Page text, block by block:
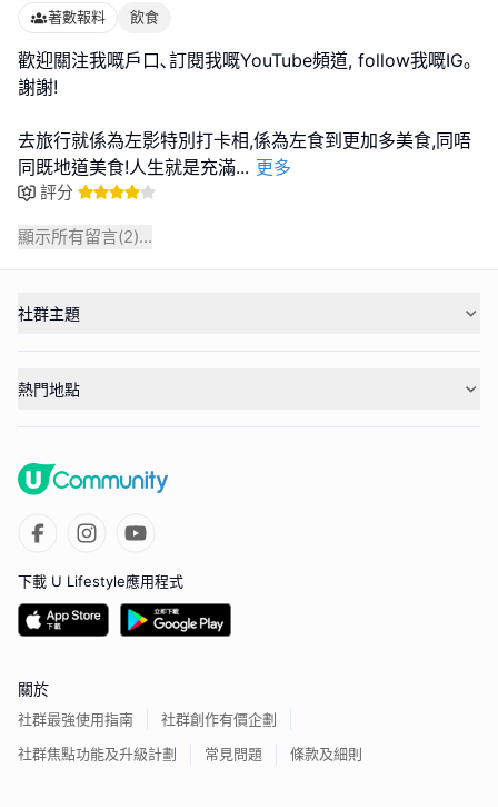
著數報料 飲食
歡迎關注我嘅戶口､訂閱我嘅YouTube頻道, follow我嘅IG｡
謝謝!
去旅行就係為左影特別打卡相,係為左食到更加多美食,同唔
同既地道美食!人生就是充滿... 更多
評分
顯示所有留言(2)...
社群主題
熱門地點
下載 U Lifestyle應用程式
關於
社群最強使用指南
社群創作有價企劃
社群焦點功能及升級計劃
常見問題 條款及細則